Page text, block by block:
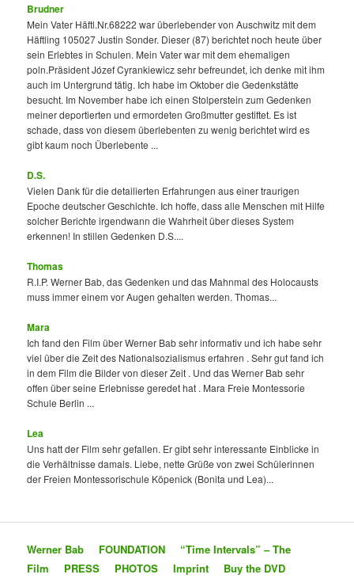
Brudner
Mein Vater Häftl.Nr.68222 war überlebender von Auschwitz mit dem
Häftling 105027 Justin Sonder. Dieser (87) berichtet noch heute über
sein Erlebtes in Schulen. Mein Vater war mit dem ehemaligen
poln.Präsident Józef Cyrankiewicz sehr befreundet, ich denke mit ihm
auch im Untergrund tätig. Ich habe im Oktober die Gedenkstätte
besucht. Im November habe ich einen Stolperstein zum Gedenken
meiner deportierten und ermordeten Großmutter gestiftet. Es ist
schade, dass von diesem überlebenten zu wenig berichtet wird es
gibt kaum noch Überlebente ...
D.S.
Vielen Dank für die detailierten Erfahrungen aus einer traurigen
Epoche deutscher Geschichte. Ich hoffe, dass alle Menschen mit Hilfe
solcher Berichte irgendwann die Wahrheit über dieses System
erkennen! In stillen Gedenken D.S....
Thomas
R.I.P. Werner Bab, das Gedenken und das Mahnmal des Holocausts
muss immer einem vor Augen gehalten werden. Thomas...
Mara
Ich fand den Film über Werner Bab sehr informativ und ich habe sehr
viel über die Zeit des Nationalsozialismus erfahren . Sehr gut fand ich
in dem Film die Bilder von dieser Zeit . Und das Werner Bab sehr
offen über seine Erlebnisse geredet hat . Mara Freie Montessorie
Schule Berlin ...
Lea
Uns hatt der Film sehr gefallen. Er gibt sehr interessante Einblicke in
die Verhältnisse damals. Liebe, nette Grüße von zwei Schülerinnen
der Freien Montessorischule Köpenick (Bonita und Lea)...
Werner Bab FOUNDATION
“Time Intervals” – The
Film
PRESS PHOTOS Imprint
Buy the DVD